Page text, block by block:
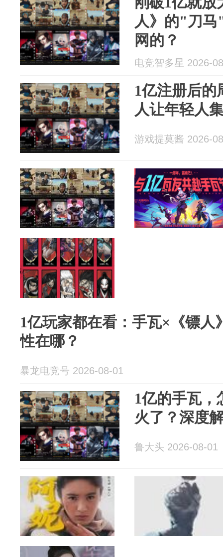
人》的"刀
网的？
电竞智多星 2026-
1亿注册后的
人让年轻人
游戏提莫酱 2026-
1亿玩家都在看：手瓦×《镖人
性在哪？
暴龙电竞号 2026-08-01
1亿的手瓦
火了？深度
鲁大头 2026-08-01